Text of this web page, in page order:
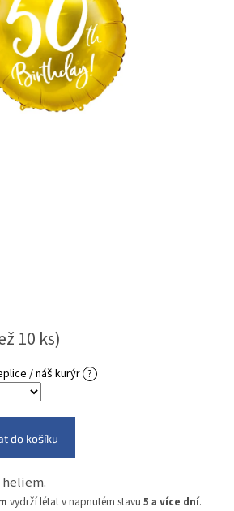
10 ks)
/ náš kurýr ?
do košíku
i heliem.
vydrží létat v napnutém stavu 5 a více dní.